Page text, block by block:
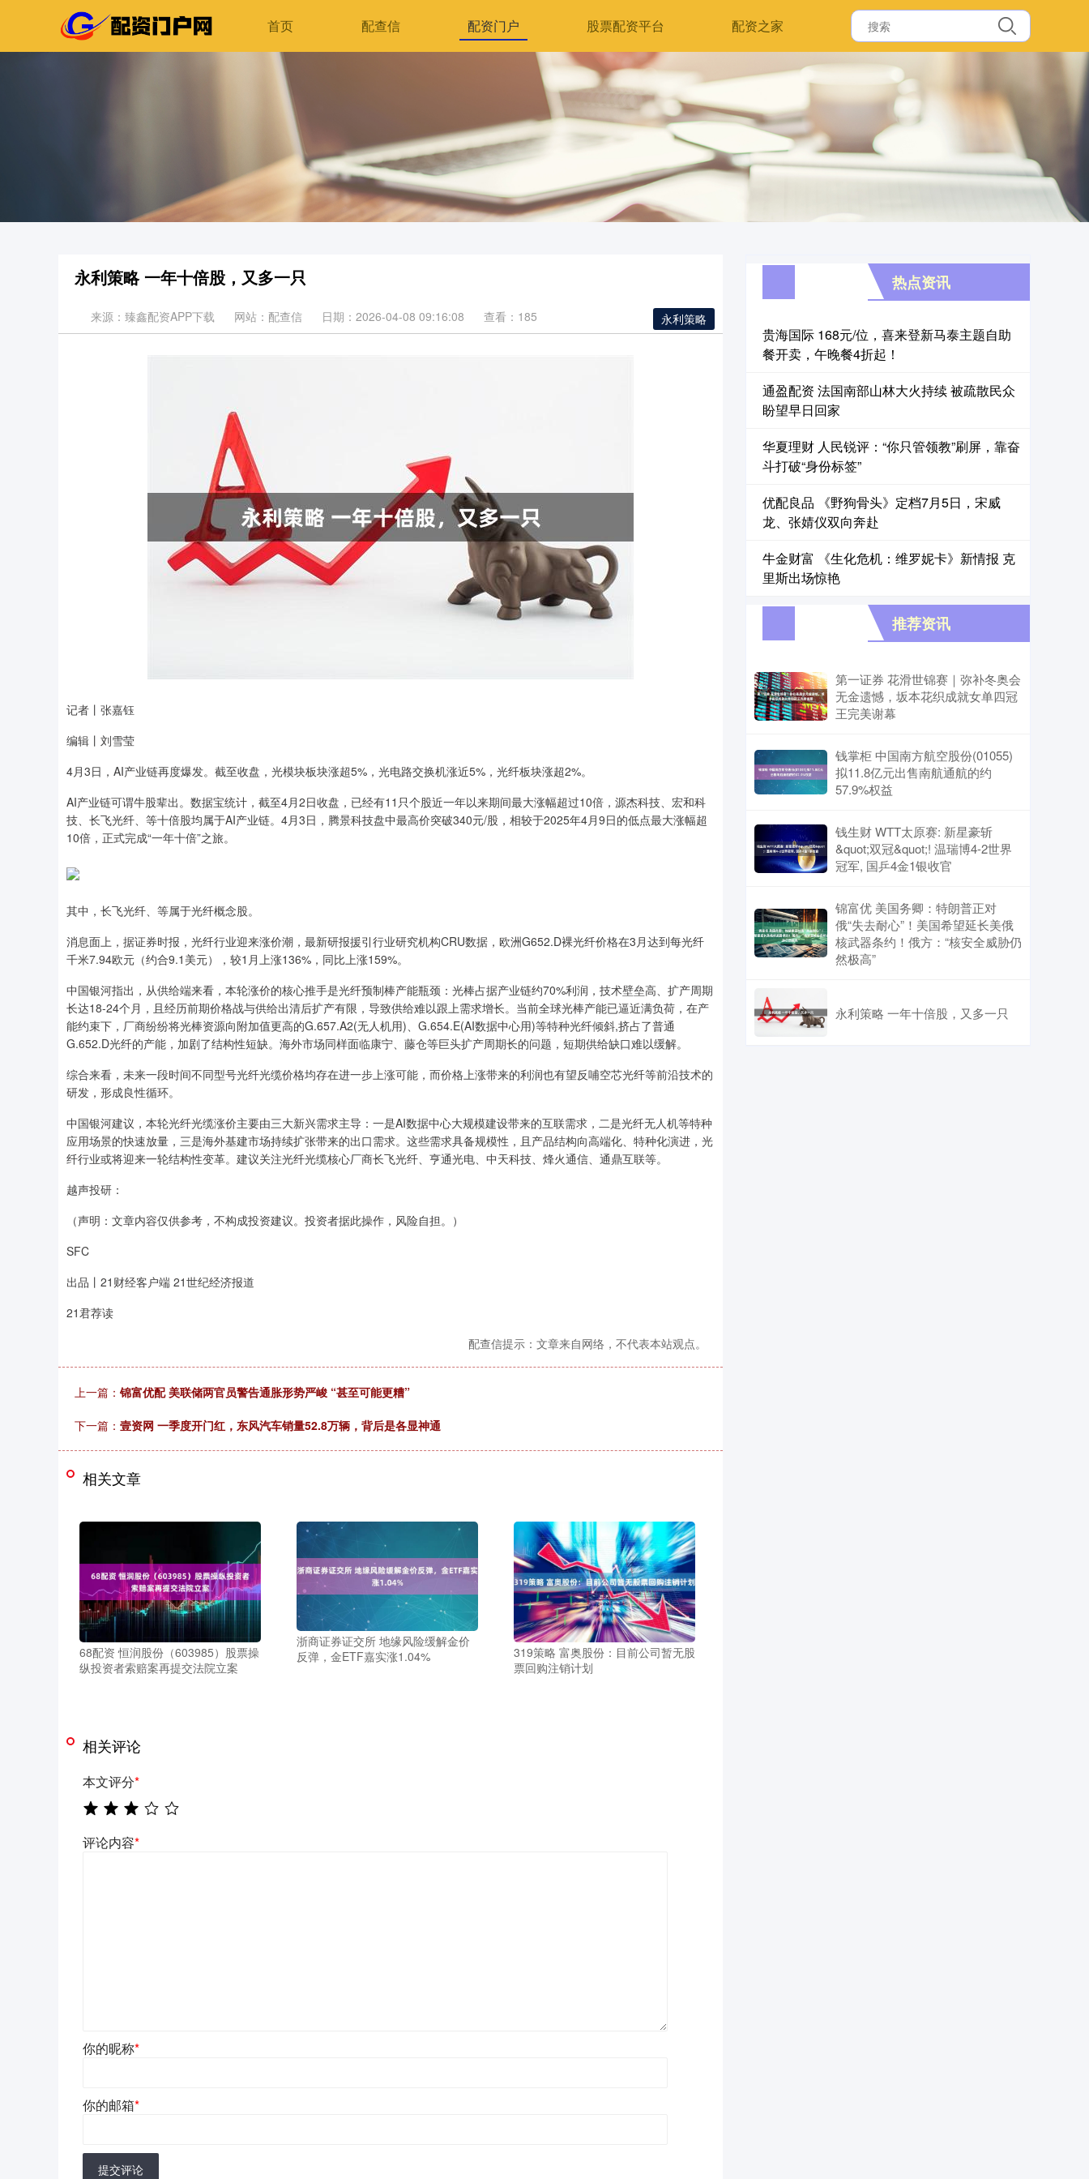
首页 配查信 配资门户 股票配资平台 配资之家
永利策略 一年十倍股，又多一只
永利策略
来源：臻鑫配资APP下载 网站：配查信 日期：2026-04-08 09:16:08 查看：185
记者丨张嘉钰
编辑丨刘雪莹
4月3日，AI产业链再度爆发。截至收盘，光模块板块涨超5%，光电路交换机涨近5%，光纤板块涨超2%。
AI产业链可谓牛股辈出。数据宝统计，截至4月2日收盘，已经有11只个股近一年以来期间最大涨幅超过10倍，源杰科技、宏和科
技、长飞光纤、等十倍股均属于AI产业链。4月3日，腾景科技盘中最高价突破340元/股，相较于2025年4月9日的低点最大涨幅超
10倍，正式完成“一年十倍”之旅。
其中，长飞光纤、等属于光纤概念股。
消息面上，据证券时报，光纤行业迎来涨价潮，最新研报援引行业研究机构CRU数据，欧洲G652.D裸光纤价格在3月达到每光纤
千米7.94欧元（约合9.1美元），较1月上涨136%，同比上涨159%。
中国银河指出，从供给端来看，本轮涨价的核心推手是光纤预制棒产能瓶颈：光棒占据产业链约70%利润，技术壁垒高、扩产周期
长达18-24个月，且经历前期价格战与供给出清后扩产有限，导致供给难以跟上需求增长。当前全球光棒产能已逼近满负荷，在产
能约束下，厂商纷纷将光棒资源向附加值更高的G.657.A2(无人机用)、G.654.E(AI数据中心用)等特种光纤倾斜,挤占了普通
G.652.D光纤的产能，加剧了结构性短缺。海外市场同样面临康宁、藤仓等巨头扩产周期长的问题，短期供给缺口难以缓解。
综合来看，未来一段时间不同型号光纤光缆价格均存在进一步上涨可能，而价格上涨带来的利润也有望反哺空芯光纤等前沿技术的
研发，形成良性循环。
中国银河建议，本轮光纤光缆涨价主要由三大新兴需求主导：一是AI数据中心大规模建设带来的互联需求，二是光纤无人机等特种
应用场景的快速放量，三是海外基建市场持续扩张带来的出口需求。这些需求具备规模性，且产品结构向高端化、特种化演进，光
纤行业或将迎来一轮结构性变革。建议关注光纤光缆核心厂商长飞光纤、亨通光电、中天科技、烽火通信、通鼎互联等。
越声投研：
（声明：文章内容仅供参考，不构成投资建议。投资者据此操作，风险自担。）
SFC
出品丨21财经客户端 21世纪经济报道
21君荐读
配查信提示：文章来自网络，不代表本站观点。
上一篇： 锦富优配 美联储两官员警告通胀形势严峻 “甚至可能更糟”
下一篇： 壹资网 一季度开门红，东风汽车销量52.8万辆，背后是各显神通
相关文章
68配资 恒润股份（603985）股票操
纵投资者索赔案再提交法院立案
浙商证券证交所 地缘风险缓解金价
反弹，金ETF嘉实涨1.04%
319策略 富奥股份：目前公司暂无股
票回购注销计划
相关评论
本文评分*
评论内容*
你的昵称*
你的邮箱*
提交评论
热点资讯
贵海国际 168元/位，喜来登新马泰主题自助
餐开卖，午晚餐4折起！
通盈配资 法国南部山林大火持续 被疏散民众
盼望早日回家
华夏理财 人民锐评：“你只管领教”刷屏，靠奋
斗打破“身份标签”
优配良品 《野狗骨头》定档7月5日，宋威
龙、张婧仪双向奔赴
牛金财富 《生化危机：维罗妮卡》新情报 克
里斯出场惊艳
推荐资讯
第一证券 花滑世锦赛｜弥补冬奥会
无金遗憾，坂本花织成就女单四冠
王完美谢幕
钱掌柜 中国南方航空股份(01055)
拟11.8亿元出售南航通航的约
57.9%权益
钱生财 WTT太原赛: 新星豪斩
&quot;双冠&quot;! 温瑞博4-2世界
冠军, 国乒4金1银收官
锦富优 美国务卿：特朗普正对
俄“失去耐心”！美国希望延长美俄
核武器条约！俄方：“核安全威胁仍
然极高”
永利策略 一年十倍股，又多一只